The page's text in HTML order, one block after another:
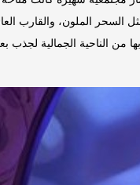
بها من الناحية الجمالية